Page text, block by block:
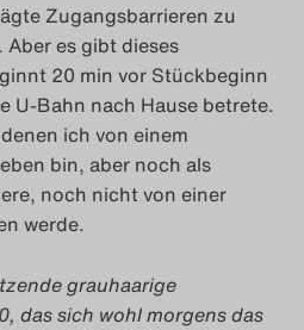
Zugangsbarrieren zu
es gibt dieses
20 min vor Stückbeginn
U-Bahn nach Hause betrete.
ich von einem
bin, aber noch als
noch nicht von einer
werde.
grauhaarige
das sich wohl morgens das